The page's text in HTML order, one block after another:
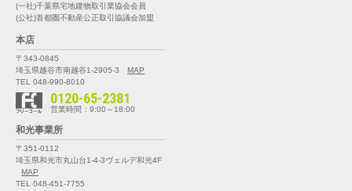
(一社)千葉県宅地建物取引業協会会員
(公社)首都圏不動産公正取引協議会加盟
本店
〒343-0845
埼玉県越谷市南越谷1-2905-3
MAP
TEL 048-990-8010
0120-65-2381
営業時間：9:00～18:00
和光事業所
〒351-0112
埼玉県和光市丸山台1-4-3ヴェルデ和光4F
MAP
TEL 048-451-7755